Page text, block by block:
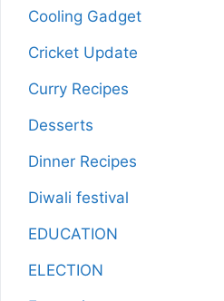
Cooling Gadget
Cricket Update
Curry Recipes
Desserts
Dinner Recipes
Diwali festival
EDUCATION
ELECTION